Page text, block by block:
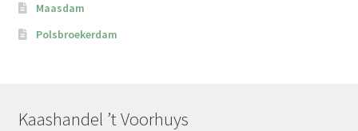
Maasdam
Polsbroekerdam
Kaashandel ’t Voorhuys